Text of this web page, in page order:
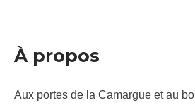
À propos
Aux portes de la Camargue et au